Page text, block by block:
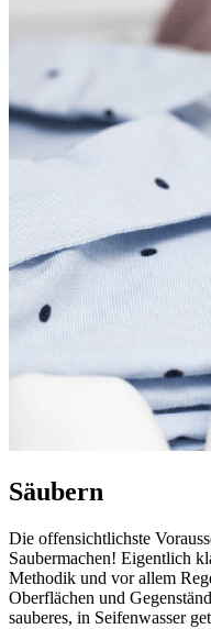
Säubern
Die offensichtlichste
Saubermachen! Eigentlich
Methodik und vor allem
Oberflächen und
sauberes, in Seifenwasser